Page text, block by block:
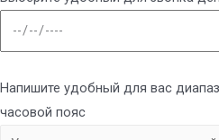
Напишите удобный для вас
часовой пояс